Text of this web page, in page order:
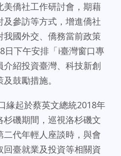
僑社工作研討會，期藉
參訪等方式，增進僑社
國外交、僑務當前政策
日下午安排「i臺灣窗口專
介紹投資臺灣、科技新創
鼓勵措施。
緣起於蔡英文總統2018年
磯期間，巡視洛杉磯文
代年輕人座談時，與會
臺就業及投資等相關資